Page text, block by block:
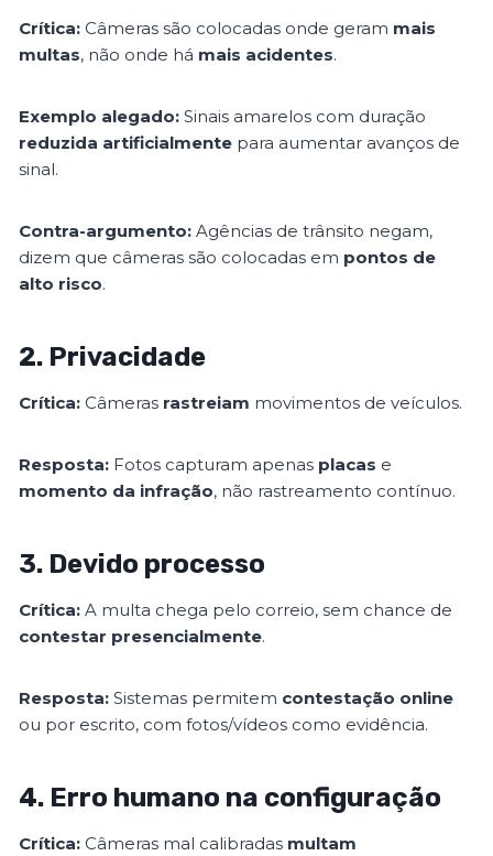
Crítica: Câmeras são colocadas onde geram mais
multas, não onde há mais acidentes.
Exemplo alegado: Sinais amarelos com duração
reduzida artificialmente para aumentar avanços de
sinal.
Contra-argumento: Agências de trânsito negam,
dizem que câmeras são colocadas em pontos de
alto risco.
2. Privacidade
Crítica: Câmeras rastreiam movimentos de veículos.
Resposta: Fotos capturam apenas placas e
momento da infração, não rastreamento contínuo.
3. Devido processo
Crítica: A multa chega pelo correio, sem chance de
contestar presencialmente.
Resposta: Sistemas permitem contestação online
ou por escrito, com fotos/vídeos como evidência.
4. Erro humano na configuração
Crítica: Câmeras mal calibradas multam